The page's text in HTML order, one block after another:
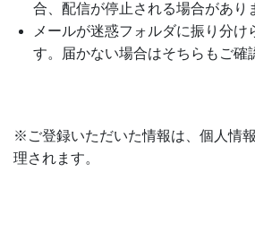
合、配信が停止される場合があり
メールが迷惑フォルダに振り分け
す。届かない場合はそちらもご確
※ご登録いただいた情報は、個人情
理されます。